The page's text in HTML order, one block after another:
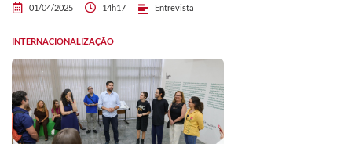
01/04/2025 14h17 Entrevista
INTERNACIONALIZAÇÃO